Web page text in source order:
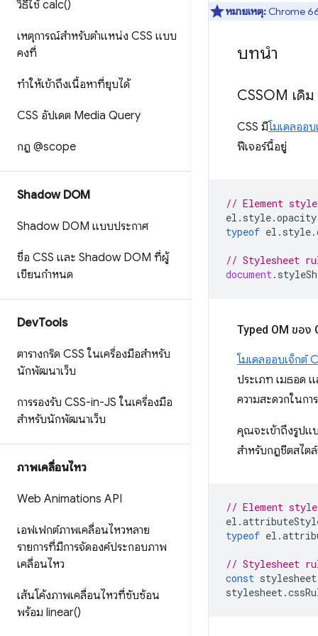
วิธีใช้ calc()
เหตุการณ์สำหรับตำแหน่ง CSS แบบ
คงที่
ทำให้เข้าถึงเนื้อหาที่ยุบได้
CSS อัปเดต Media Query
กฎ @scope
Shadow DOM
Shadow DOM แบบประกาศ
ชื่อ CSS และ Shadow DOM ที่ผู้
เขียนกำหนด
DevTools
ตารางกริด CSS ในเครื่องมือสำหรับ
นักพัฒนาเว็บ
การรองรับ CSS-in-JS ในเครื่องมือ
สำหรับนักพัฒนาเว็บ
ภาพเคลื่อนไหว
Web Animations API
เอฟเฟกต์ภาพเคลื่อนไหวหลาย
รายการที่มีการจัดองค์ประกอบภาพ
เคลื่อนไหว
เส้นโค้งภาพเคลื่อนไหวที่ซับซ้อน
พร้อม linear()
หมายเหตุ: Chrome
บทนำ
CSSOM เดิม
CSS มีโมเดลออบ
ฟีเจอร์นี้อยู่
// Element
el . style.opacity
typeof el . style.
// Stylesheet
document.
Typed OM ของ
โมเดลออบเจ็กต์
ประเภท เมธอด
ความสะดวกในก
คุณจะเข้าถึงรูป
สำหรับกฎชีตสไต
// Element
el .
typeof el .
// Stylesheet
const stylesheet
stylesheet.